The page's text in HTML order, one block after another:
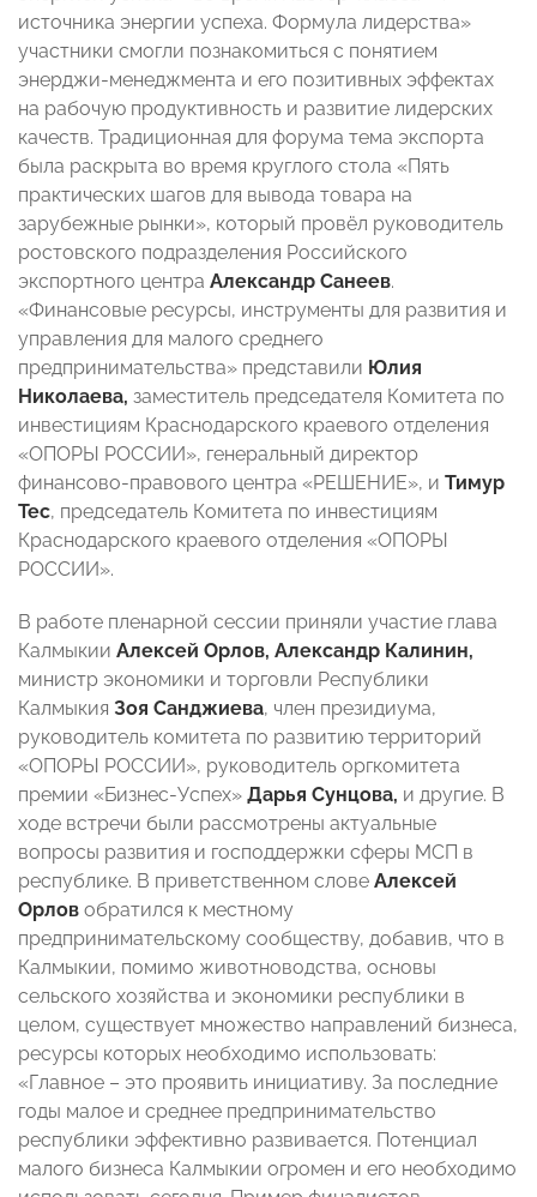
источника энергии успеха. Формула лидерства»
участники смогли познакомиться с понятием
энерджи-менеджмента и его позитивных эффектах
на рабочую продуктивность и развитие лидерских
качеств. Традиционная для форума тема экспорта
была раскрыта во время круглого стола «Пять
практических шагов для вывода товара на
зарубежные рынки», который провёл руководитель
ростовского подразделения Российского
экспортного центра Александр Санеев.
«Финансовые ресурсы, инструменты для развития и
управления для малого среднего
предпринимательства» представили Юлия
Николаева, заместитель председателя Комитета по
инвестициям Краснодарского краевого отделения
«ОПОРЫ РОССИИ», генеральный директор
финансово-правового центра «РЕШЕНИЕ», и Тимур
Тес, председатель Комитета по инвестициям
Краснодарского краевого отделения «ОПОРЫ
РОССИИ».
В работе пленарной сессии приняли участие глава
Калмыкии Алексей Орлов, Александр Калинин,
министр экономики и торговли Республики
Калмыкия Зоя Санджиева, член президиума,
руководитель комитета по развитию территорий
«ОПОРЫ РОССИИ», руководитель оргкомитета
премии «Бизнес-Успех» Дарья Сунцова, и другие. В
ходе встречи были рассмотрены актуальные
вопросы развития и господдержки сферы МСП в
республике. В приветственном слове Алексей
Орлов обратился к местному
предпринимательскому сообществу, добавив, что в
Калмыкии, помимо животноводства, основы
сельского хозяйства и экономики республики в
целом, существует множество направлений бизнеса,
ресурсы которых необходимо использовать:
«Главное – это проявить инициативу. За последние
годы малое и среднее предпринимательство
республики эффективно развивается. Потенциал
малого бизнеса Калмыкии огромен и его необходимо